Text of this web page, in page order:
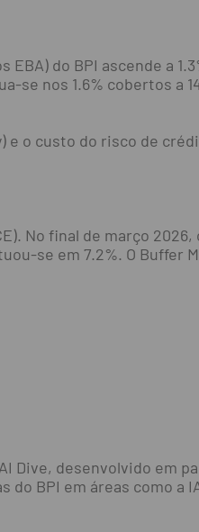
do BPI ascende a
se nos 1.6% cobertos a
e o custo do risco de
No final de março 2026,
se em 7.2%. O Buffer
Dive, desenvolvido em
do BPI em áreas como a